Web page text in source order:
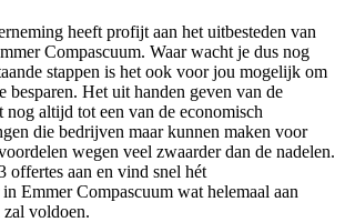
heeft profijt aan het uitbesteden van
Compascuum. Waar wacht je dus nog
stappen is het ook voor jou mogelijk om
besparen. Het uit handen geven van de
nog altijd tot een van de economisch
die bedrijven maar kunnen maken voor
wegen veel zwaarder dan de nadelen.
offertes aan en vind snel hét
Emmer Compascuum wat helemaal aan
voldoen.